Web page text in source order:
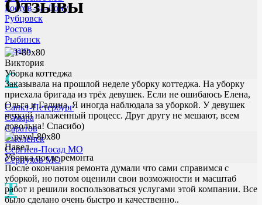
Ростов-на-Дону
Рубцовск
Ростов
Рыбинск
Рязань
С
Санкт-Петербург
Самара
Саратов
Смоленск
Сергиев-Посад МО
Серпухов МО
Т
Отзывы
Виктория
Уборка коттеджа
Заказывала на прошлой неделе уборку коттеджа. На уборку
приехала бригада из трёх девушек. Если не ошибаюсь Елена,
Ольга и Галина. Я иногда наблюдала за уборкой. У девушек
четкий налаженный процесс. Друг другу не мешают, всем
довольна! Спасибо)
Павел
Уборка после ремонта
После окончания ремонта думали что сами справимся с
уборкой, но потом оценили свои возможности и масштаб
работ и решили воспользоваться услугами этой компании. Все
было сделано очень быстро и качественно..